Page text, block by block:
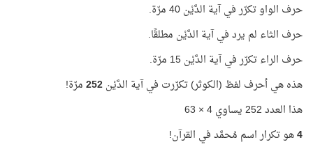
حرف الواو تكرّر في آية الدَّيْن 40 مرّة.
حرف الثاء لم يرد في آية الدَّيْن مطلقًا.
حرف الراء تكرّر في آية الدَّيْن 15 مرّة.
هذه هي أحرف لفظ (الكوثر) تكرّرت في آية الدَّيْن252مرّة!
هذا العدد 252 يساوي 4 × 63
4هو تكرار اسم مُحمَّد في القرآن!